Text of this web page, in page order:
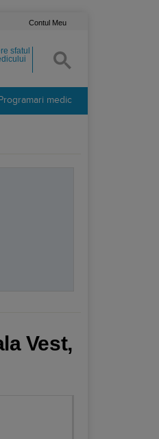
Contul Meu
sfatul
Programari medic
Vest,